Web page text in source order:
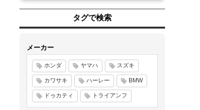
タグで検索
メーカー
ホンダ ヤマハ スズキ
カワサキ ハーレー BMW
ドゥカティ トライアンフ